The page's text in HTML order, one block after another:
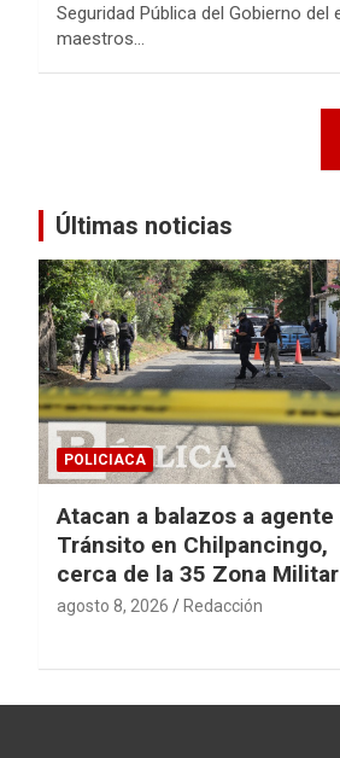
Seguridad Pública del Gobierno
maestros…
entradas
Últimas noticias
POLICIACA
Atacan a balazos a agente
Tránsito en Chilpancingo,
cerca de la 35 Zona Militar
agosto 8, 2026 Redacción